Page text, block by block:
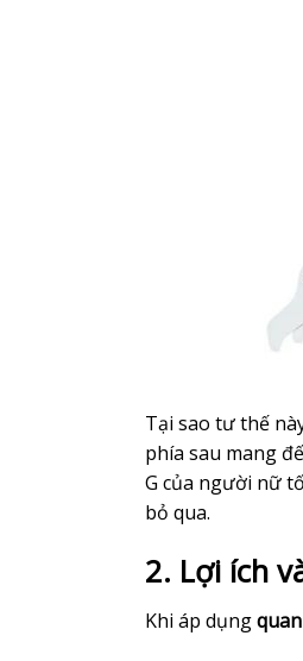
Tại sao tư thế
phía sau mang
G của người nữ
bỏ qua.
2. Lợi ích
Khi áp dụng